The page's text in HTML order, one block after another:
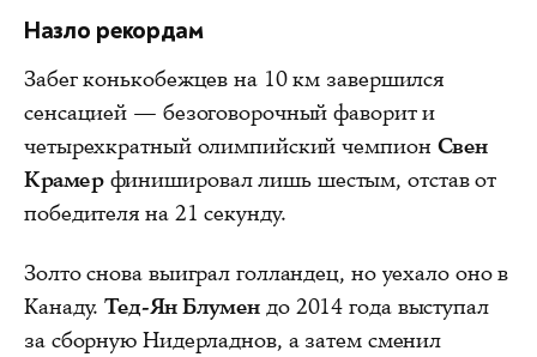
Назло рекордам
Забег конькобежцев на 10 км завершился
сенсацией — безоговорочный фаворит и
четырехкратный олимпийский чемпион Свен
Крамерфинишировал лишь шестым, отстав от
победителя на 21 секунду.
Золто снова выиграл голландец, но уехало оно в
Канаду.Тед-Ян Блумен до 2014 года выступал
за сборную Нидерладнов, а затем сменил